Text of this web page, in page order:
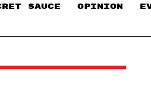
SAUCE​ OPINION